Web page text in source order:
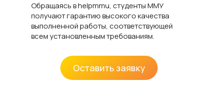
Оставить заявку
Обращаясь в helpmmu, студенты MMУ
получают гарантию высокого качества
выполненной работы, соответствующей
всем установленным требованиям.